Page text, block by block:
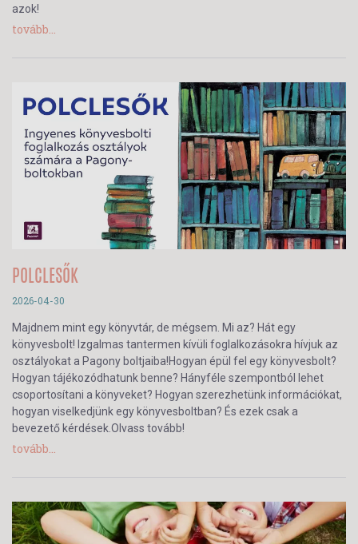
azok!
tovább...
POLCLESŐK
2026-04-30
Majdnem mint egy könyvtár, de mégsem. Mi az? Hát egy
könyvesbolt! Izgalmas tantermen kívüli foglalkozásokra hívjuk az
osztályokat a Pagony boltjaiba!Hogyan épül fel egy könyvesbolt?
Hogyan tájékozódhatunk benne? Hányféle szempontból lehet
csoportosítani a könyveket? Hogyan szerezhetünk információkat,
hogyan viselkedjünk egy könyvesboltban? És ezek csak a
bevezető kérdések.Olvass tovább!
tovább...